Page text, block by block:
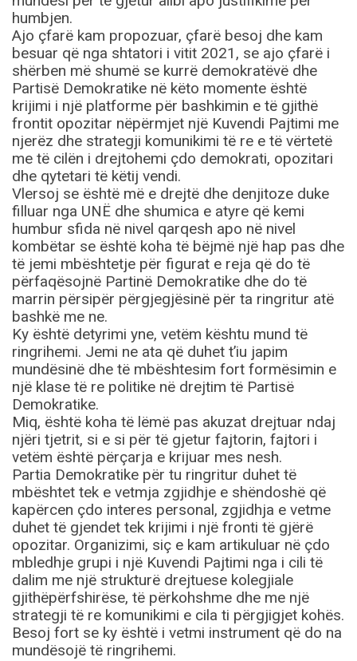
humbjen.
Ajo çfarë kam propozuar, çfarë besoj dhe kam
besuar që nga shtatori i vitit 2021, se ajo çfarë i
shërben më shumë se kurrë demokratëvë dhe
Partisë Demokratike në këto momente është
krijimi i një platforme për bashkimin e të gjithë
frontit opozitar nëpërmjet një Kuvendi Pajtimi me
njerëz dhe strategji komunikimi të re e të vërtetë
me të cilën i drejtohemi çdo demokrati, opozitari
dhe qytetari të këtij vendi.
Vlersoj se është më e drejtë dhe denjitoze duke
filluar nga UNË dhe shumica e atyre që kemi
humbur sfida në nivel qarqesh apo në nivel
kombëtar se është koha të bëjmë një hap pas dhe
të jemi mbështetje për figurat e reja që do të
përfaqësojnë Partinë Demokratike dhe do të
marrin përsipër përgjegjësinë për ta ringritur atë
bashkë me ne.
Ky është detyrimi yne, vetëm kështu mund të
ringrihemi. Jemi ne ata që duhet t’iu japim
mundësinë dhe të mbështesim fort formësimin e
një klase të re politike në drejtim të Partisë
Demokratike.
Miq, është koha të lëmë pas akuzat drejtuar ndaj
njëri tjetrit, si e si për të gjetur fajtorin, fajtori i
vetëm është përçarja e krijuar mes nesh.
Partia Demokratike për tu ringritur duhet të
mbështet tek e vetmja zgjidhje e shëndoshë që
kapërcen çdo interes personal, zgjidhja e vetme
duhet të gjendet tek krijimi i një fronti të gjërë
opozitar. Organizimi, siç e kam artikuluar në çdo
mbledhje grupi i një Kuvendi Pajtimi nga i cili të
dalim me një strukturë drejtuese kolegjiale
gjithëpërfshirëse, të përkohshme dhe me një
strategji të re komunikimi e cila ti përgjigjet kohës.
Besoj fort se ky është i vetmi instrument që do na
mundësojë të ringrihemi.